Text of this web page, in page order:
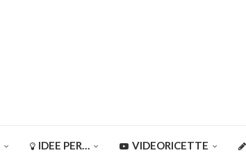
IDEE PER… VIDEORICETTE